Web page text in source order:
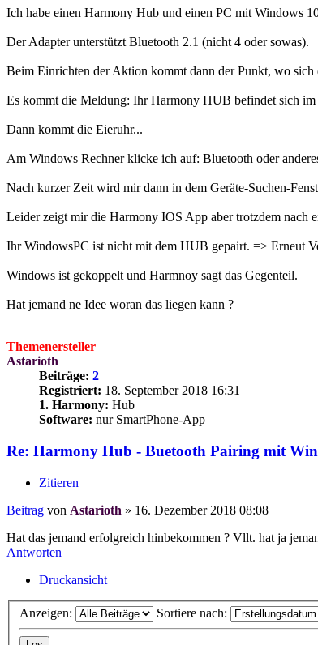
Ich habe einen Harmony Hub und einen PC mit Windows
Der Adapter unterstützt Bluetooth 2.1 (nicht 4 oder sowas).
Beim Einrichten der Aktion kommt dann der Punkt, wo
Es kommt die Meldung: Ihr Harmony HUB befindet sich
Dann kommt die Eieruhr...
Am Windows Rechner klicke ich auf: Bluetooth oder
Nach kurzer Zeit wird mir dann in dem Geräte-Suchen-
Leider zeigt mir die Harmony IOS App aber trotzdem nach
Ihr WindowsPC ist nicht mit dem HUB gepairt. => Erneut
Windows ist gekoppelt und Harmnoy sagt das Gegenteil.
Hat jemand ne Idee woran das liegen kann ?
Themenersteller
Astarioth
Beiträge: 2
Registriert: 18. September 2018 16:31
1. Harmony: Hub
Software: nur SmartPhone-App
Re: Harmony Hub - Buetooth Pairing mit
Zitieren
Beitrag von Astarioth » 16. Dezember 2018 08:08
Hat das jemand erfolgreich hinbekommen ? Vllt. hat ja
Antworten
Druckansicht
Anzeigen: Sortiere nach: